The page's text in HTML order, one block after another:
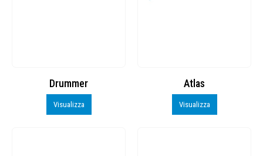
Drummer
Visualizza
Atlas
Visualizza